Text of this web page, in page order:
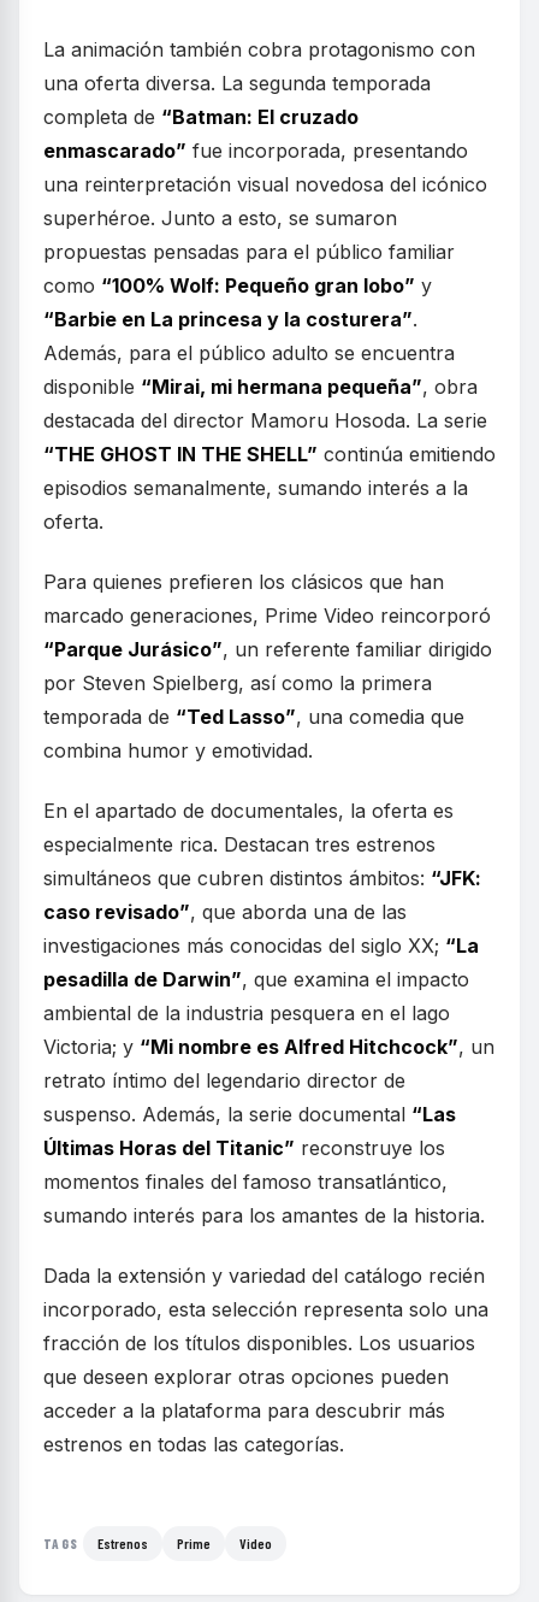
La animación también cobra protagonismo con
una oferta diversa. La segunda temporada
completa de “Batman: El cruzado
enmascarado” fue incorporada, presentando
una reinterpretación visual novedosa del icónico
superhéroe. Junto a esto, se sumaron
propuestas pensadas para el público familiar
como “100% Wolf: Pequeño gran lobo” y
“Barbie en La princesa y la costurera”.
Además, para el público adulto se encuentra
disponible “Mirai, mi hermana pequeña”, obra
destacada del director Mamoru Hosoda. La serie
“THE GHOST IN THE SHELL” continúa emitiendo
episodios semanalmente, sumando interés a la
oferta.
Para quienes prefieren los clásicos que han
marcado generaciones, Prime Video reincorporó
“Parque Jurásico”, un referente familiar dirigido
por Steven Spielberg, así como la primera
temporada de “Ted Lasso”, una comedia que
combina humor y emotividad.
En el apartado de documentales, la oferta es
especialmente rica. Destacan tres estrenos
simultáneos que cubren distintos ámbitos: “JFK:
caso revisado”, que aborda una de las
investigaciones más conocidas del siglo XX; “La
pesadilla de Darwin”, que examina el impacto
ambiental de la industria pesquera en el lago
Victoria; y “Mi nombre es Alfred Hitchcock”, un
retrato íntimo del legendario director de
suspenso. Además, la serie documental “Las
Últimas Horas del Titanic” reconstruye los
momentos finales del famoso transatlántico,
sumando interés para los amantes de la historia.
Dada la extensión y variedad del catálogo recién
incorporado, esta selección representa solo una
fracción de los títulos disponibles. Los usuarios
que deseen explorar otras opciones pueden
acceder a la plataforma para descubrir más
estrenos en todas las categorías.
TAGS Estrenos Prime Video